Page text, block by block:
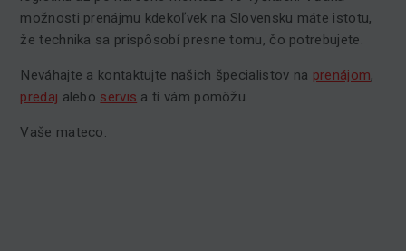
možnosti prenájmu kdekoľvek na Slovensku máte istotu,
že technika sa prispôsobí presne tomu, čo potrebujete.
Neváhajte a kontaktujte našich špecialistov na prenájom,
predaj alebo servis a tí vám pomôžu.
Vaše mateco.